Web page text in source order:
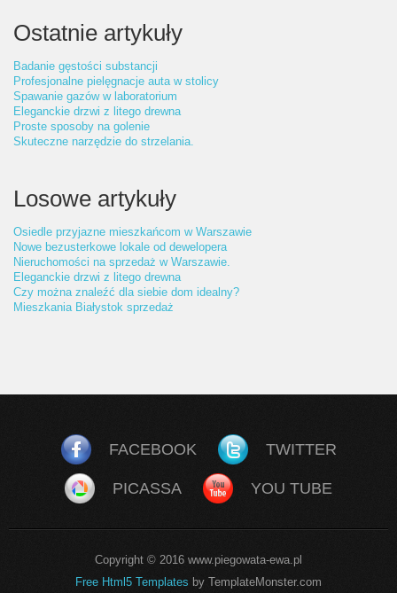
Ostatnie artykuły
Badanie gęstości substancji
Profesjonalne pielęgnacje auta w stolicy
Spawanie gazów w laboratorium
Eleganckie drzwi z litego drewna
Proste sposoby na golenie
Skuteczne narzędzie do strzelania.
Losowe artykuły
Osiedle przyjazne mieszkańcom w Warszawie
Nowe bezusterkowe lokale od dewelopera
Nieruchomości na sprzedaż w Warszawie.
Eleganckie drzwi z litego drewna
Czy można znaleźć dla siebie dom idealny?
Mieszkania Białystok sprzedaż
FACEBOOK TWITTER
PICASSA YOU TUBE
Copyright © 2016 www.piegowata-ewa.pl
Free Html5 Templates by TemplateMonster.com